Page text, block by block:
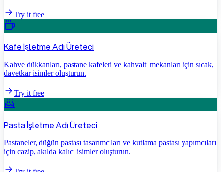
Try it free
Kafe İşletme Adı Üreteci
Kahve dükkanları, pastane kafeleri ve kahvaltı mekanları için sıcak,
davetkar isimler oluşturun.
Try it free
Pasta İşletme Adı Üreteci
Pastaneler, düğün pastası tasarımcıları ve kutlama pastası yapımcıları
için cazip, akılda kalıcı isimler oluşturun.